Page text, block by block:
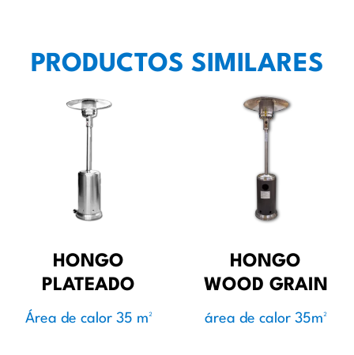
PRODUCTOS SIMILARES
HONGO
PLATEADO
Área de calor 35 m²
HONGO
WOOD GRAIN
área de calor 35m²